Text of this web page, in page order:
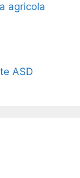
agricola
ASD​​